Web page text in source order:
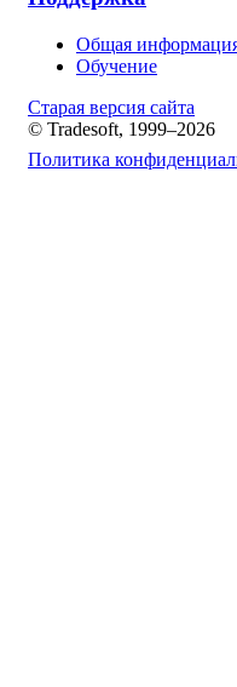
Общая
Обучение
Старая версия сайта
© Tradesoft, 1999–2026
Политика